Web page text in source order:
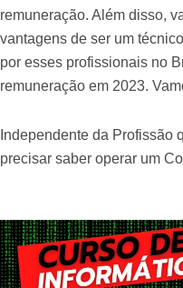
remuneração. Além disso,
vantagens de ser um
por esses profissionais no
remuneração em 2023.
Independente da Profissão
precisar saber operar um